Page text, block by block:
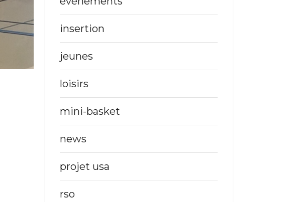
insertion
jeunes
loisirs
mini-basket
news
projet usa
rso